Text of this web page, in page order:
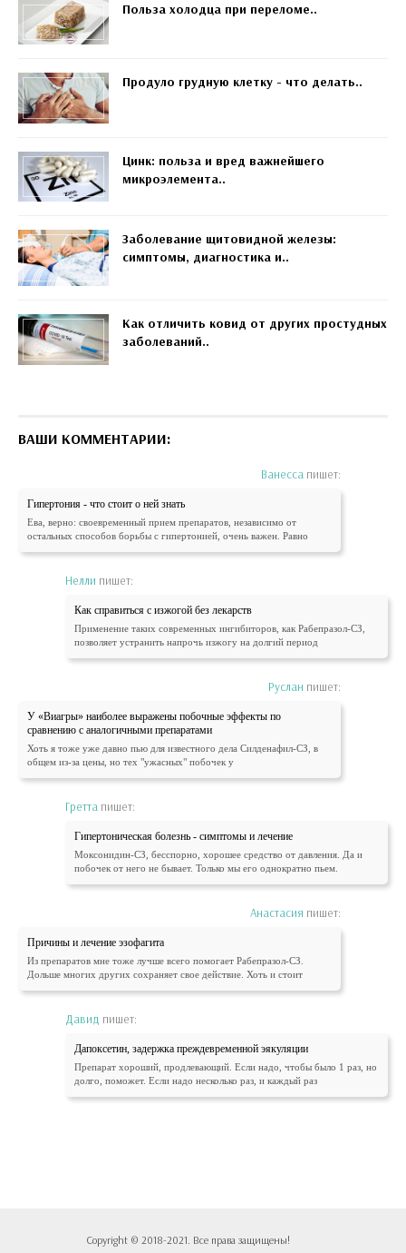
Польза холодца при переломе..
Продуло грудную клетку - что делать..
Цинк: польза и вред важнейшего
микроэлемента..
Заболевание щитовидной железы:
симптомы, диагностика и..
Как отличить ковид от других простудных
заболеваний..
ВАШИ КОММЕНТАРИИ:
Ванесса пишет:
Гипертония - что стоит о ней знать
Ева, верно: своевременный прием препаратов, независимо от
остальных способов борьбы с гипертонией, очень важен. Равно
Нелли пишет:
Как справиться с изжогой без лекарств
Применение таких современных ингибиторов, как Рабепразол-СЗ,
позволяет устранить напрочь изжогу на долгий период
Руслан пишет:
У «Виагры» наиболее выражены побочные эффекты по
сравнению с аналогичными препаратами
Хоть я тоже уже давно пью для известного дела Силденафил-СЗ, в
общем из-за цены, но тех "ужасных" побочек у
Гретта пишет:
Гипертоническая болезнь - симптомы и лечение
Моксонидин-СЗ, бесспорно, хорошее средство от давления. Да и
побочек от него не бывает. Только мы его однократно пьем.
Анастасия пишет:
Причины и лечение эзофагита
Из препаратов мне тоже лучше всего помогает Рабепразол-СЗ.
Дольше многих других сохраняет свое действие. Хоть и стоит
Давид пишет:
Дапоксетин, задержка преждевременной эякуляции
Препарат хороший, продлевающий. Если надо, чтобы было 1 раз, но
долго, поможет. Если надо несколько раз, и каждый раз
Copyright © 2018-2021. Все права защищены!